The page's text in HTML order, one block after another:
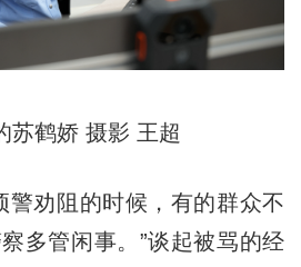
苏鹤娇 摄影 王超
劝阻的时候，有的群众不
多管闲事。”谈起被骂的经